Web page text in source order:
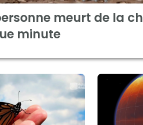
meurt de la
minute